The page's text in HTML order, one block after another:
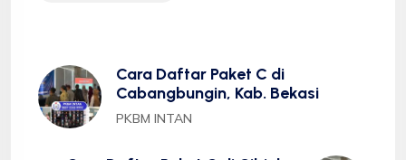
Cara Daftar Paket C di
Cabangbungin, Kab. Bekasi
PKBM INTAN